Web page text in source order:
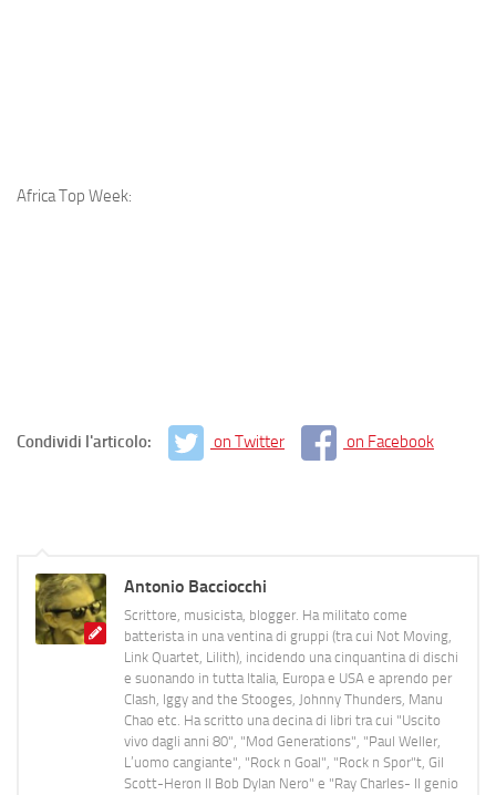
Africa Top Week:
Condividi l'articolo: on Twitter on Facebook
Antonio Bacciocchi
Scrittore, musicista, blogger. Ha militato come
batterista in una ventina di gruppi (tra cui Not Moving,
Link Quartet, Lilith), incidendo una cinquantina di dischi
e suonando in tutta Italia, Europa e USA e aprendo per
Clash, Iggy and the Stooges, Johnny Thunders, Manu
Chao etc. Ha scritto una decina di libri tra cui "Uscito
vivo dagli anni 80", "Mod Generations", "Paul Weller,
L’uomo cangiante", "Rock n Goal", "Rock n Spor"t, Gil
Scott-Heron Il Bob Dylan Nero" e "Ray Charles- Il genio